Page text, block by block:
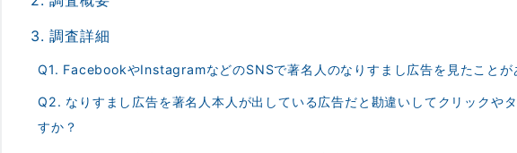
3. 調査詳細
Q1. FacebookやInstagramなどのSNSで著名人のなりすまし広告を見たことが
Q2. なりすまし広告を著名人本人が出している広告だと勘違いしてクリックや
すか？